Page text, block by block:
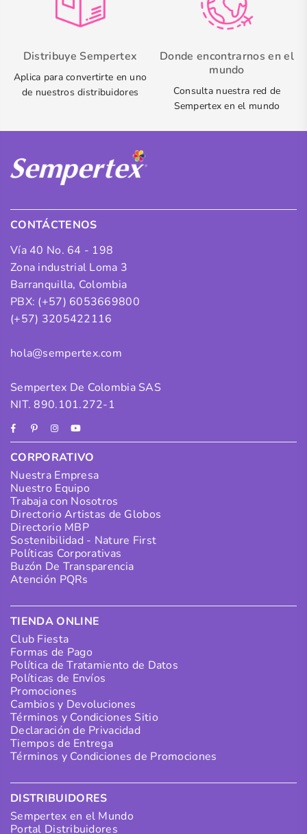
Distribuye Sempertex
Aplica para convertirte en uno
de nuestros distribuidores
Donde encontrarnos en el
mundo
Consulta nuestra red de
Sempertex en el mundo
CONTÁCTENOS
Vía 40 No. 64 - 198
Zona industrial Loma 3
Barranquilla, Colombia
PBX: (+57) 6053669800
(+57) 3205422116
hola@sempertex.com
Sempertex De Colombia SAS
NIT. 890.101.272-1
FacebookPinterestInstagram
YouTube
CORPORATIVO
Nuestra Empresa
Nuestro Equipo
Trabaja con Nosotros
Directorio Artistas de Globos
Directorio MBP
Sostenibilidad - Nature First
Políticas Corporativas
Buzón De Transparencia
Atención PQRs
TIENDA ONLINE
Club Fiesta
Formas de Pago
Política de Tratamiento de Datos
Políticas de Envíos
Promociones
Cambios y Devoluciones
Términos y Condiciones Sitio
Declaración de Privacidad
Tiempos de Entrega
Términos y Condiciones de Promociones
DISTRIBUIDORES
Sempertex en el Mundo
Portal Distribuidores